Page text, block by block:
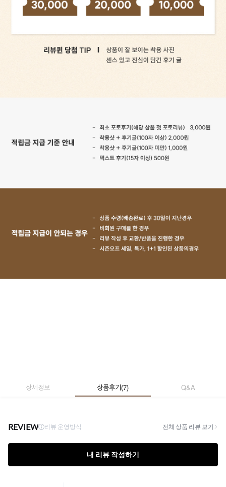
상세정보 상품후기(7) Q&A